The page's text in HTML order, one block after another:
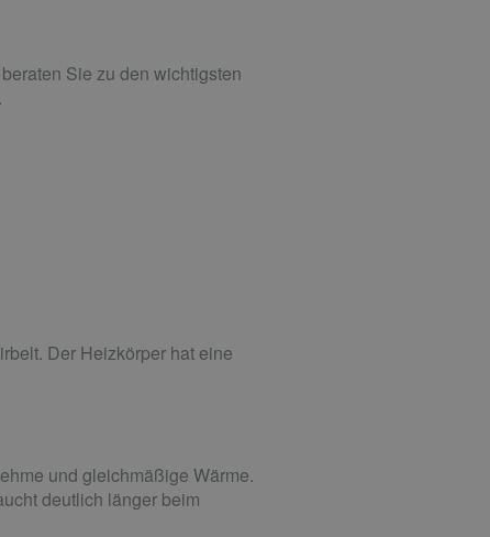
Sie zu den wichtigsten
Der Heizkörper hat eine
und gleichmäßige Wärme.
deutlich länger beim